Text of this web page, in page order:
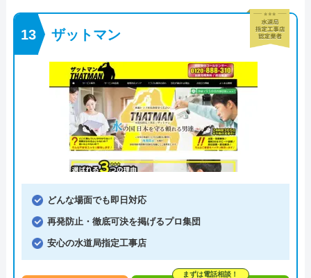
ザットマン
どんな場面でも即日対応
再発防止・徹底可決を掲げるプロ集団
安心の水道局指定工事店
まずは電話相談！